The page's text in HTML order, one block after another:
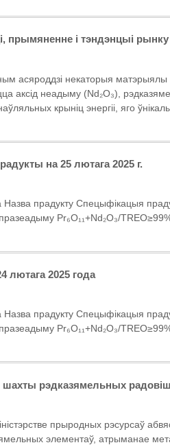
прымяненне і тэндэнцыі рынку
асяроддзі некаторыя
аксід неадыму (Nd₂O₃),
крыніц энергіі, яго
на 25 лютага 2025 г.
Назва прадукту Спецыфікацыя
Pr₆O₁₁+Nd₂O₃/
лютага 2025 года
Назва прадукту Спецыфікацыя
Pr₆O₁₁+Nd₂O₃/
рэдказямельных
прыродных рэсурсаў
элементаў, атрыманае